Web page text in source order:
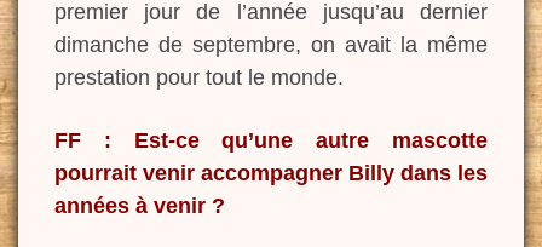
premier jour de l’année jusqu’au dernier
dimanche de septembre, on avait la même
prestation pour tout le monde.
FF : Est-ce qu’une autre mascotte
pourrait venir accompagner Billy dans les
années à venir ?